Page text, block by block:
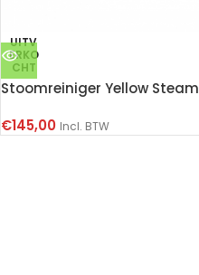
UITV
ERKO
CHT
Stoomreiniger Yellow Steam
€145,00 Incl. BTW